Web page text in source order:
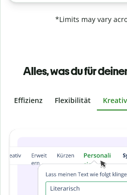
*Limits may vary
Alles, was du für
Effizienz Flexibilität
Slide 4 of 6
Stelle mit der Plagiatsprüfung
% original ist. Analysiere deine
und finde fehlende